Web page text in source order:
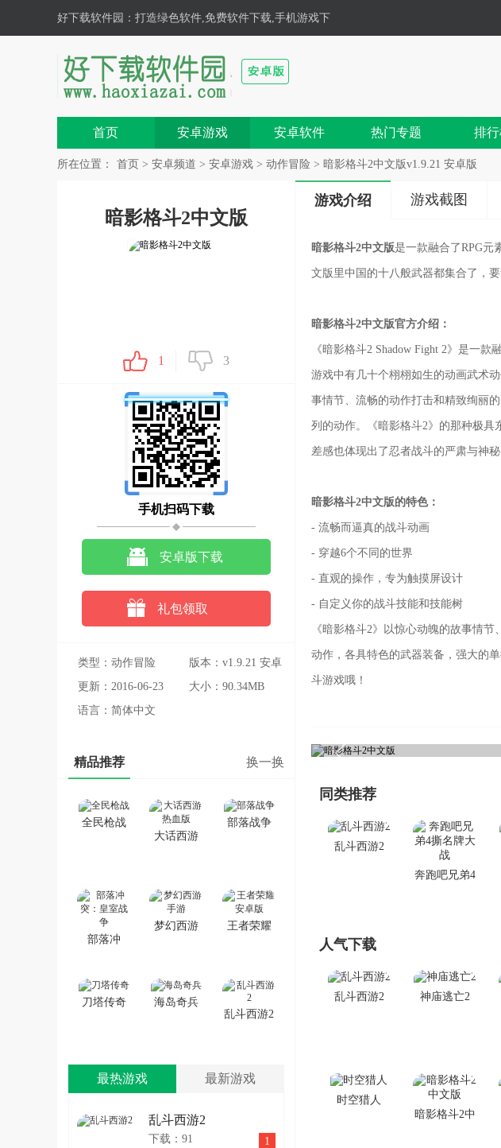
好下载软件园 ：打造绿色软件,免费软件下载,手机游戏下
载,安卓游戏,手机软件下载基地！
首页 安卓游戏 安卓软件 热门专题 排
所在位置： 首页 > 安卓频道 > 安卓游戏 > 动作冒险 > 暗影格斗2中文版v1.9.21 安卓版
暗影格斗2中文版
1 3
手机扫码下载
安卓版下载
礼包领取
类型：动作冒险
版本：v1.9.21 安卓
版
更新：2016-06-23
大小：90.34MB
语言：简体中文
精品推荐 换一换
全民枪战
大话西游
部落战争
部落冲
战争
梦幻西游
王者荣耀
刀塔传奇
海岛奇兵
乱斗西游2
最热游戏 最新游戏
乱斗西游2
下载：91
1
游戏介绍 游戏截图
暗影格斗2中文版是一款融合了RPG元
文版里中国的十八般武器都集合了，
暗影格斗2中文版官方介绍：
《暗影格斗2 Shadow Fight 2》是一
游戏中有几十个栩栩如生的动画武术
事情节、流畅的动作打击和精致绚丽
列的动作。《暗影格斗2》的那种极具
差感也体现出了忍者战斗的严肃与神
暗影格斗2中文版的特色：
- 流畅而逼真的战斗动画
- 穿越6个不同的世界
- 直观的操作，专为触摸屏设计
- 自定义你的战斗技能和技能树
《暗影格斗2》以惊心动魄的故事情
动作，各具特色的武器装备，强大的
斗游戏哦！
同类推荐
乱斗西游2
奔跑吧兄弟4
人气下载
乱斗西游2
神庙逃亡2
时空猎人
暗影格斗2中